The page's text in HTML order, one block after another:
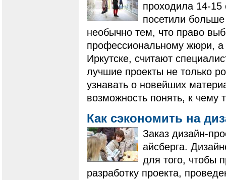
проходила 14-15
посетили
необычно тем, что право
профессиональному жюри, а
Иркутске, считают
лучшие проекты не только
узнавать о новейших
возможность понять, к чему
Как сэкономить на
Заказ дизайн-
айсберга.
для того, чтобы
разработку проекта,